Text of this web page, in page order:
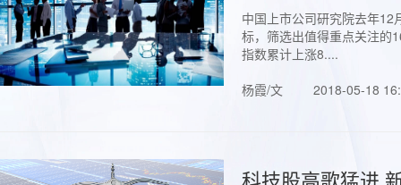
中国上市公司研究院去年
标，筛选出值得重点关注的
指数累计上涨8....
杨霞/文
2018-05-18
科技股高歌猛进